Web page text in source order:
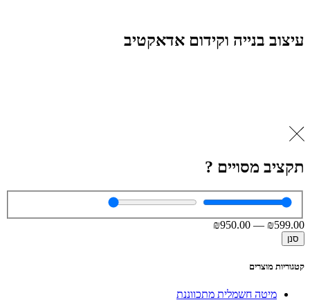
עיצוב בנייה וקידום אדאקטיב
תקציב מסויים ?
₪599.00
—
₪950.00
סנן
קטגוריות מוצרים
מיטה חשמלית מתכווננת